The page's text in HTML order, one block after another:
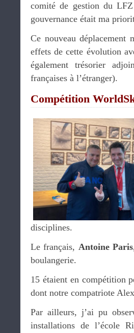
comité de gestion du
gouvernance était ma
Ce nouveau déplacement
effets de cette évolution
également trésorier
françaises à l’étranger).
Compétition
disciplines.
Le français, Antoine Paris
boulangerie.
15 étaient en compétition
dont notre compatriote
Par ailleurs, j’ai pu
installations de l’école